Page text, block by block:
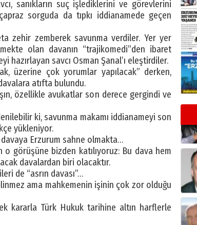
sanıkların suç işlediklerini ve görevlerini
sorguda da tıpkı iddianamede geçen
zehir zemberek savunma verdiler. Yer yer
olan davanın “trajikomedi”den ibaret
hazırlayan savcı Osman Şanal’ı eleştirdiler.
üzerine çok yorumlar yapılacak” derken,
atıfta bulundu.
özellikle avukatlar son derece gergindi ve
ki, savunma makamı iddianameyi son
yükleniyor.
Erzurum sahne olmakta…
görüşüne bizden katılıyoruz: Bu dava hem
davalardan biri olacaktır.
de “asrın davası”…
ama mahkemenin işinin çok zor olduğu
kararla Türk Hukuk tarihine altın harflerle